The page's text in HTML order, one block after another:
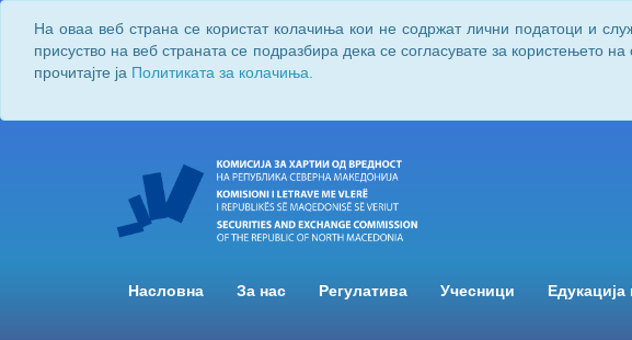
На оваа веб страна се користат колачиња кои не содржат лични податоци и
присуство на веб страната се подразбира дека се согласувате за користењето
прочитајте ја Политиката за колачиња.
Насловна За нас Регулатива Учесници